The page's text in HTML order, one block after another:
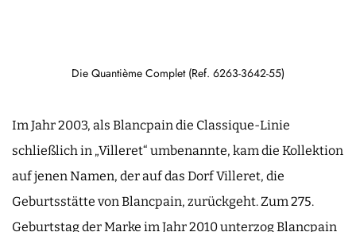
Die Quantième Complet (Ref. 6263-3642-55)
Im Jahr 2003, als Blancpain die Classique-Linie
schließlich in „Villeret“ umbenannte, kam die Kollektion
auf jenen Namen, der auf das Dorf Villeret, die
Geburtsstätte von Blancpain, zurückgeht. Zum 275.
Geburtstag der Marke im Jahr 2010 unterzog Blancpain